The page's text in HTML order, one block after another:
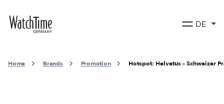
DE
Home Brands Promotion Hotspot: Helvetus – Schweizer